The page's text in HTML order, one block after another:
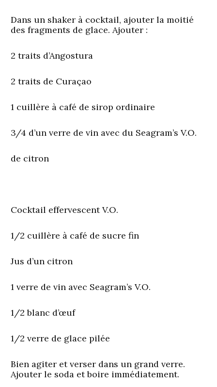
Dans un shaker à cocktail, ajouter la moitié
des fragments de glace. Ajouter :
2 traits d’Angostura
2 traits de Curaçao
1 cuillère à café de sirop ordinaire
3/4 d’un verre de vin avec du Seagram’s V.O.
de citron
Cocktail effervescent V.O.
1/2 cuillère à café de sucre fin
Jus d’un citron
1 verre de vin avec Seagram’s V.O.
1/2 blanc d’œuf
1/2 verre de glace pilée
Bien agiter et verser dans un grand verre.
Ajouter le soda et boire immédiatement.